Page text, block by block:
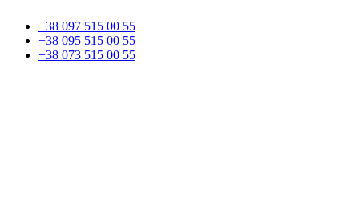
+38 097 515 00 55
+38 095 515 00 55
+38 073 515 00 55